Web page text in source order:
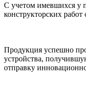
С учетом имевшихся у
конструкторских
Продукция успешно
устройства,
отправку